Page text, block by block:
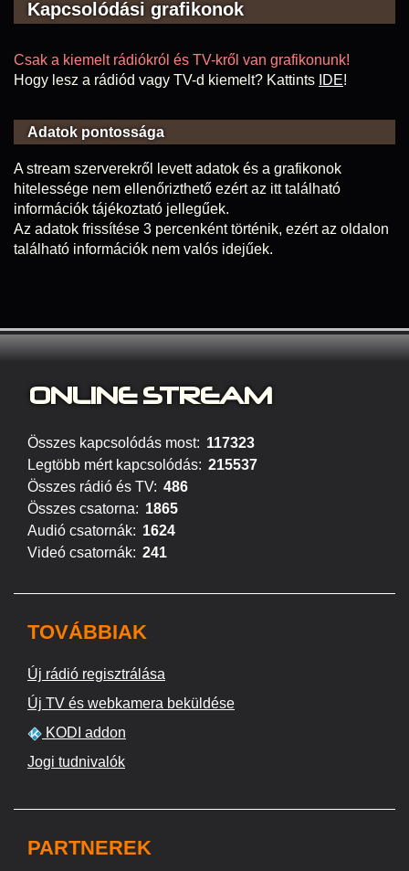
Kapcsolódási grafikonok
Csak a kiemelt rádiókról és TV-kről van grafikonunk!
Hogy lesz a rádiód vagy TV-d kiemelt? Kattints IDE!
Adatok pontossága
A stream szerverekről levett adatok és a grafikonok
hitelessége nem ellenőrizthető ezért az itt található
információk tájékoztató jellegűek.
Az adatok frissítése 3 percenként történik, ezért az oldalon
található információk nem valós idejűek.
ONLINE STREAM
Összes kapcsolódás most: 117323
Legtöbb mért kapcsolódás: 215537
Összes rádió és TV: 486
Összes csatorna: 1865
Audió csatornák: 1624
Videó csatornák: 241
TOVÁBBIAK
Új rádió regisztrálása
Új TV és webkamera beküldése
KODI addon
Jogi tudnivalók
PARTNEREK